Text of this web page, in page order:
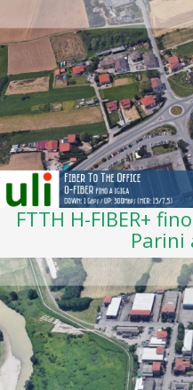
FTTH H-FIBER+
Parini